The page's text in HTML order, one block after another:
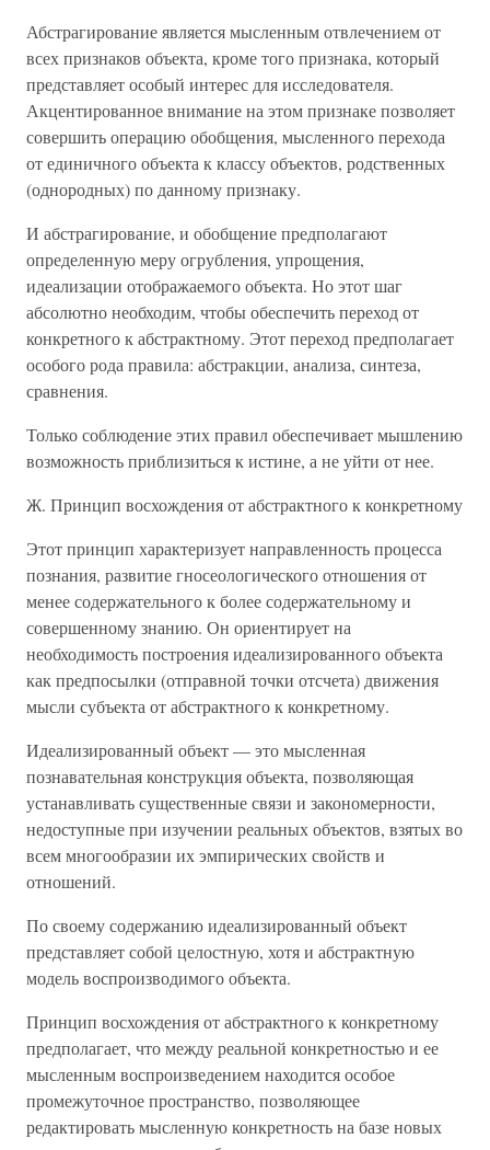
Абстрагирование является мысленным отвлечением от
всех признаков объекта, кроме того признака, который
представляет особый интерес для исследователя.
Акцентированное внимание на этом признаке позволяет
совершить операцию обобщения, мысленного перехода
от единичного объекта к классу объектов, родственных
(однородных) по данному признаку.
И абстрагирование, и обобщение предполагают
определенную меру огрубления, упрощения,
идеализации отображаемого объекта. Но этот шаг
абсолютно необходим, чтобы обеспечить переход от
конкретного к абстрактному. Этот переход предполагает
особого рода правила: абстракции, анализа, синтеза,
сравнения.
Только соблюдение этих правил обеспечивает мышлению
возможность приблизиться к истине, а не уйти от нее.
Ж. Принцип восхождения от абстрактного к конкретному
Этот принцип характеризует направленность процесса
познания, развитие гносеологического отношения от
менее содержательного к более содержательному и
совершенному знанию. Он ориентирует на
необходимость построения идеализированного объекта
как предпосылки (отправной точки отсчета) движения
мысли субъекта от абстрактного к конкретному.
Идеализированный объект — это мысленная
познавательная конструкция объекта, позволяющая
устанавливать существенные связи и закономерности,
недоступные при изучении реальных объектов, взятых во
всем многообразии их эмпирических свойств и
отношений.
По своему содержанию идеализированный объект
представляет собой целостную, хотя и абстрактную
модель воспроизводимого объекта.
Принцип восхождения от абстрактного к конкретному
предполагает, что между реальной конкретностью и ее
мысленным воспроизведением находится особое
промежуточное пространство, позволяющее
редактировать мысленную конкретность на базе новых